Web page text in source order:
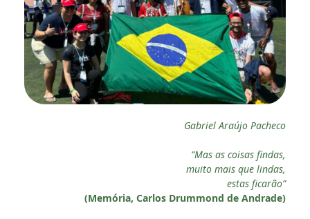
Gabriel Araújo Pacheco
“Mas as coisas findas,
muito mais que lindas,
estas ficarão”
(Memória, Carlos Drummond de Andrade)